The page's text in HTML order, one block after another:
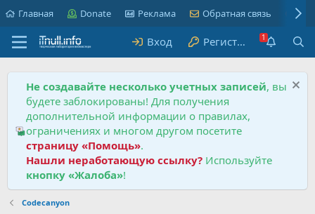
Главная Donate Реклама Обратная связь
Вход Регистрация
Не создавайте несколько учетных записей, вы
будете заблокированы! Для получения
дополнительной информации о правилах,
ограничениях и многом другом посетите
страницу «Помощь».
Нашли неработающую ссылку? Используйте
кнопку «Жалоба»!
Codecanyon